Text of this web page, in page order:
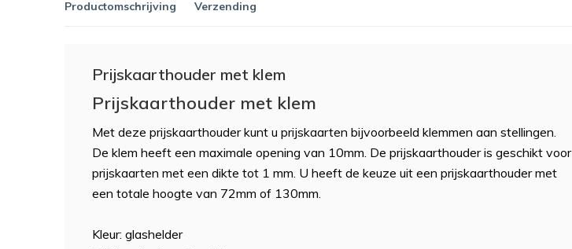
Productomschrijving Verzending
Prijskaarthouder met klem
Prijskaarthouder met klem
Met deze prijskaarthouder kunt u prijskaarten bijvoorbeeld klemmen aan stellingen.
De klem heeft een maximale opening van 10mm. De prijskaarthouder is geschikt voor
prijskaarten met een dikte tot 1 mm. U heeft de keuze uit een prijskaarthouder met
een totale hoogte van 72mm of 130mm.
Kleur: glashelder